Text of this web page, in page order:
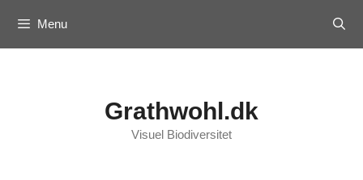
content
Menu
Grathwohl.dk
Visuel Biodiversitet